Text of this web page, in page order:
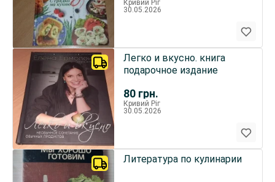
Кривий Ріг
30.05.2026
80 грн.
Легко и вкусно. книга
подарочное издание
Кривий Ріг
30.05.2026
Литература по кулинарии